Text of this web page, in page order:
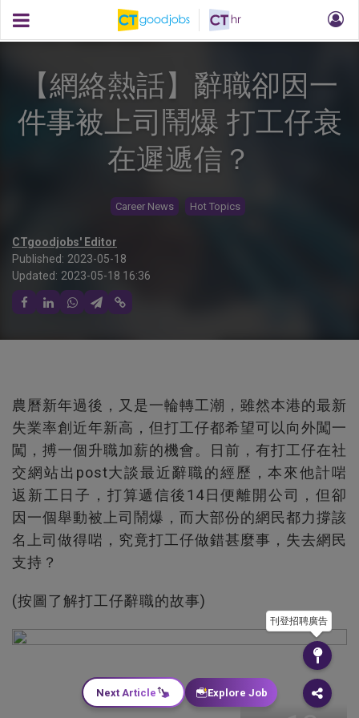
【網絡熱話】辭職卻因一
件事被上司鬧爆 打工仔衰
在遲遞信？
Career News Hot Topics
CTgoodjobs' Editor
Published: 2023-05-18
Updated: 2023-05-18 16:36
農曆新年過後，又是一輪轉工潮，雖然本港的最新
失業率創近年新高，但打工仔都希望可以向外闖一
闖，搏一個升職加薪的機會。日前，有打工仔在社
交網站出post大談最近辭職的經歷，本來他計啱
返新工日子，打算遞信後14日便離開公司，但卻
因一個舉動被上司鬧爆，而大部份的網民都力撐該
名上司做得啱，究竟打工仔做錯甚麼事，失去網民
支持？
(按圖了解打工仔辭職的故事)
刊登招聘廣告
Next Article Explore Job